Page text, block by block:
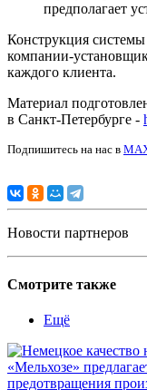
предполагает
Конструкция системы
компании-
каждого клиента.
Материал
в Санкт-Петербурге -
Подпишитесь на нас в
Новости партнеров
Смотрите также
Ещё